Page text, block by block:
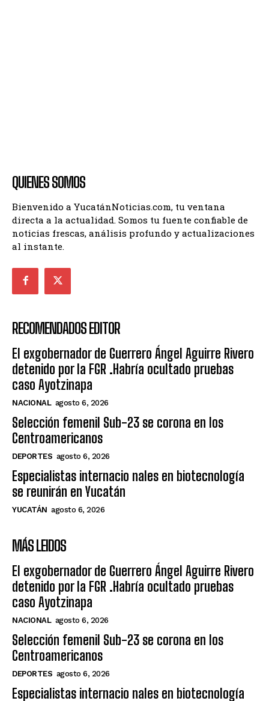
QUIENES SOMOS
Bienvenido a YucatánNoticias.com, tu ventana
directa a la actualidad. Somos tu fuente confiable de
noticias frescas, análisis profundo y actualizaciones
al instante.
RECOMENDADOS EDITOR
El exgobernador de Guerrero Ángel Aguirre Rivero
detenido por la FGR .Habría ocultado pruebas
caso Ayotzinapa
NACIONAL agosto 6, 2026
Selección femenil Sub-23 se corona en los
Centroamericanos
DEPORTES agosto 6, 2026
Especialistas internacio nales en biotecnología
se reunirán en Yucatán
YUCATÁN agosto 6, 2026
MÁS LEIDOS
El exgobernador de Guerrero Ángel Aguirre Rivero
detenido por la FGR .Habría ocultado pruebas
caso Ayotzinapa
NACIONAL agosto 6, 2026
Selección femenil Sub-23 se corona en los
Centroamericanos
DEPORTES agosto 6, 2026
Especialistas internacio nales en biotecnología